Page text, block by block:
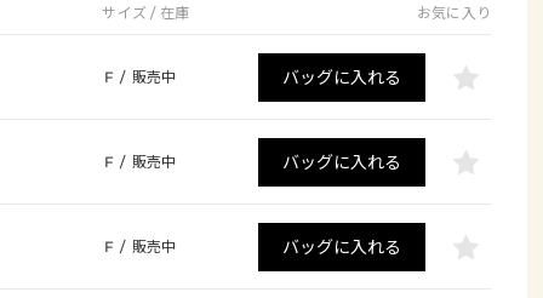
サイズ / 在庫 お気に入り
F / 販売中 バッグに入れる
F / 販売中 バッグに入れる
F / 販売中 バッグに入れる